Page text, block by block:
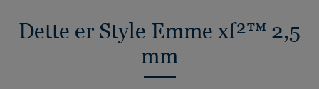
Dette er Style Emme xf²™ 2,5
mm